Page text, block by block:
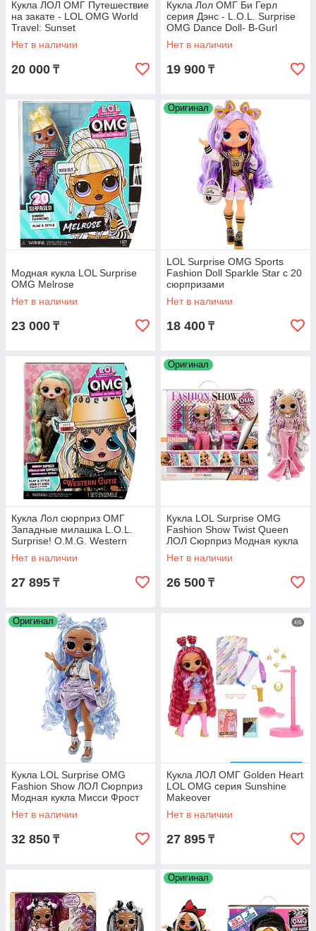
Кукла ЛОЛ ОМГ Путешествие
на закате - LOL OMG World
Travel: Sunset
Нет в наличии
20 000 ₸
Кукла Лол ОМГ Би Герл
серия Дэнс - L.O.L. Surprise
OMG Dance Doll- B-Gurl
Нет в наличии
19 900 ₸
Модная кукла LOL Surprise
OMG Melrose
Нет в наличии
23 000 ₸
Оригинал
LOL Surprise OMG Sports
Fashion Doll Sparkle Star с 20
сюрпризами
Нет в наличии
18 400 ₸
Кукла Лол сюрприз ОМГ
Западные милашка L.O.L.
Surprise! O.M.G. Western
Cutie
Нет в наличии
27 895 ₸
Оригинал
Кукла LOL Surprise OMG
Fashion Show Twist Queen
ЛОЛ Сюрприз Модная кукла
Твист Квин
Нет в наличии
26 500 ₸
Оригинал
Кукла LOL Surprise OMG
Fashion Show ЛОЛ Сюрприз
Модная кукла Мисси Фрост
Нет в наличии
32 850 ₸
Кукла ЛОЛ ОМГ Golden Heart
LOL OMG серия Sunshine
Makeover
Нет в наличии
27 895 ₸
Оригинал